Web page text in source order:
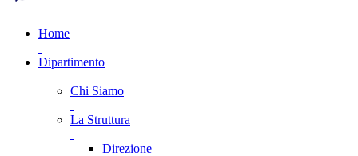
Home
Dipartimento
Chi Siamo
La Struttura
Direzione